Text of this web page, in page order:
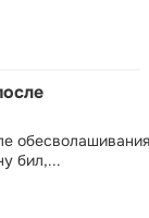
бил,...